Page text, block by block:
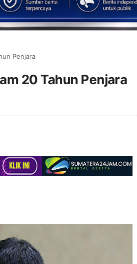
Penjara
20 Tahun Penjara
Selamat Datang